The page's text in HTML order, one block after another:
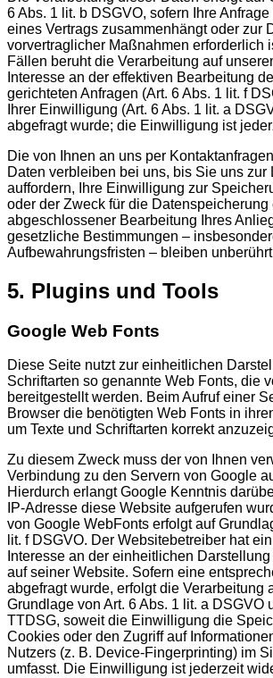
6 Abs. 1 lit. b DSGVO, sofern Ihre
eines Vertrags zusammenhängt oder zur
vorvertraglicher Maßnahmen erforderlich
Fällen beruht die Verarbeitung auf
Interesse an der effektiven Bearbeitung
gerichteten Anfragen (Art. 6 Abs. 1 lit. f
Ihrer Einwilligung (Art. 6 Abs. 1 lit. a
abgefragt wurde; die Einwilligung ist
Die von Ihnen an uns per
Daten verbleiben bei uns, bis Sie uns zur
auffordern, Ihre Einwilligung zur
oder der Zweck für die Datenspeicherung
abgeschlossener Bearbeitung Ihres
gesetzliche Bestimmungen –
Aufbewahrungsfristen – bleiben
5. Plugins und Tools
Google Web Fonts
Diese Seite nutzt zur einheitlichen
Schriftarten so genannte Web Fonts, die
bereitgestellt werden. Beim Aufruf einer
Browser die benötigten Web Fonts in
um Texte und Schriftarten korrekt
Zu diesem Zweck muss der von Ihnen
Verbindung zu den Servern von Google
Hierdurch erlangt Google Kenntnis
IP-Adresse diese Website aufgerufen
von Google WebFonts erfolgt auf
lit. f DSGVO. Der Websitebetreiber hat
Interesse an der einheitlichen
auf seiner Website. Sofern eine
abgefragt wurde, erfolgt die Verarbeitung
Grundlage von Art. 6 Abs. 1 lit. a DSGVO
TTDSG, soweit die Einwilligung die
Cookies oder den Zugriff auf
Nutzers (z. B. Device-Fingerprinting) im
umfasst. Die Einwilligung ist jederzeit